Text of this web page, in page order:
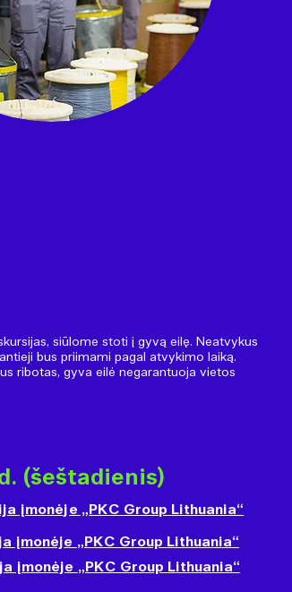
siūlome stoti į gyvą eilę. Neatvykus
bus priimami pagal atvykimo laiką.
ribotas, gyva eilė negarantuoja vietos
įmonėje „PKC Group Lithuania“
įmonėje „PKC Group Lithuania“
įmonėje „ PKC Group Lithuania“
(šeštadienis)